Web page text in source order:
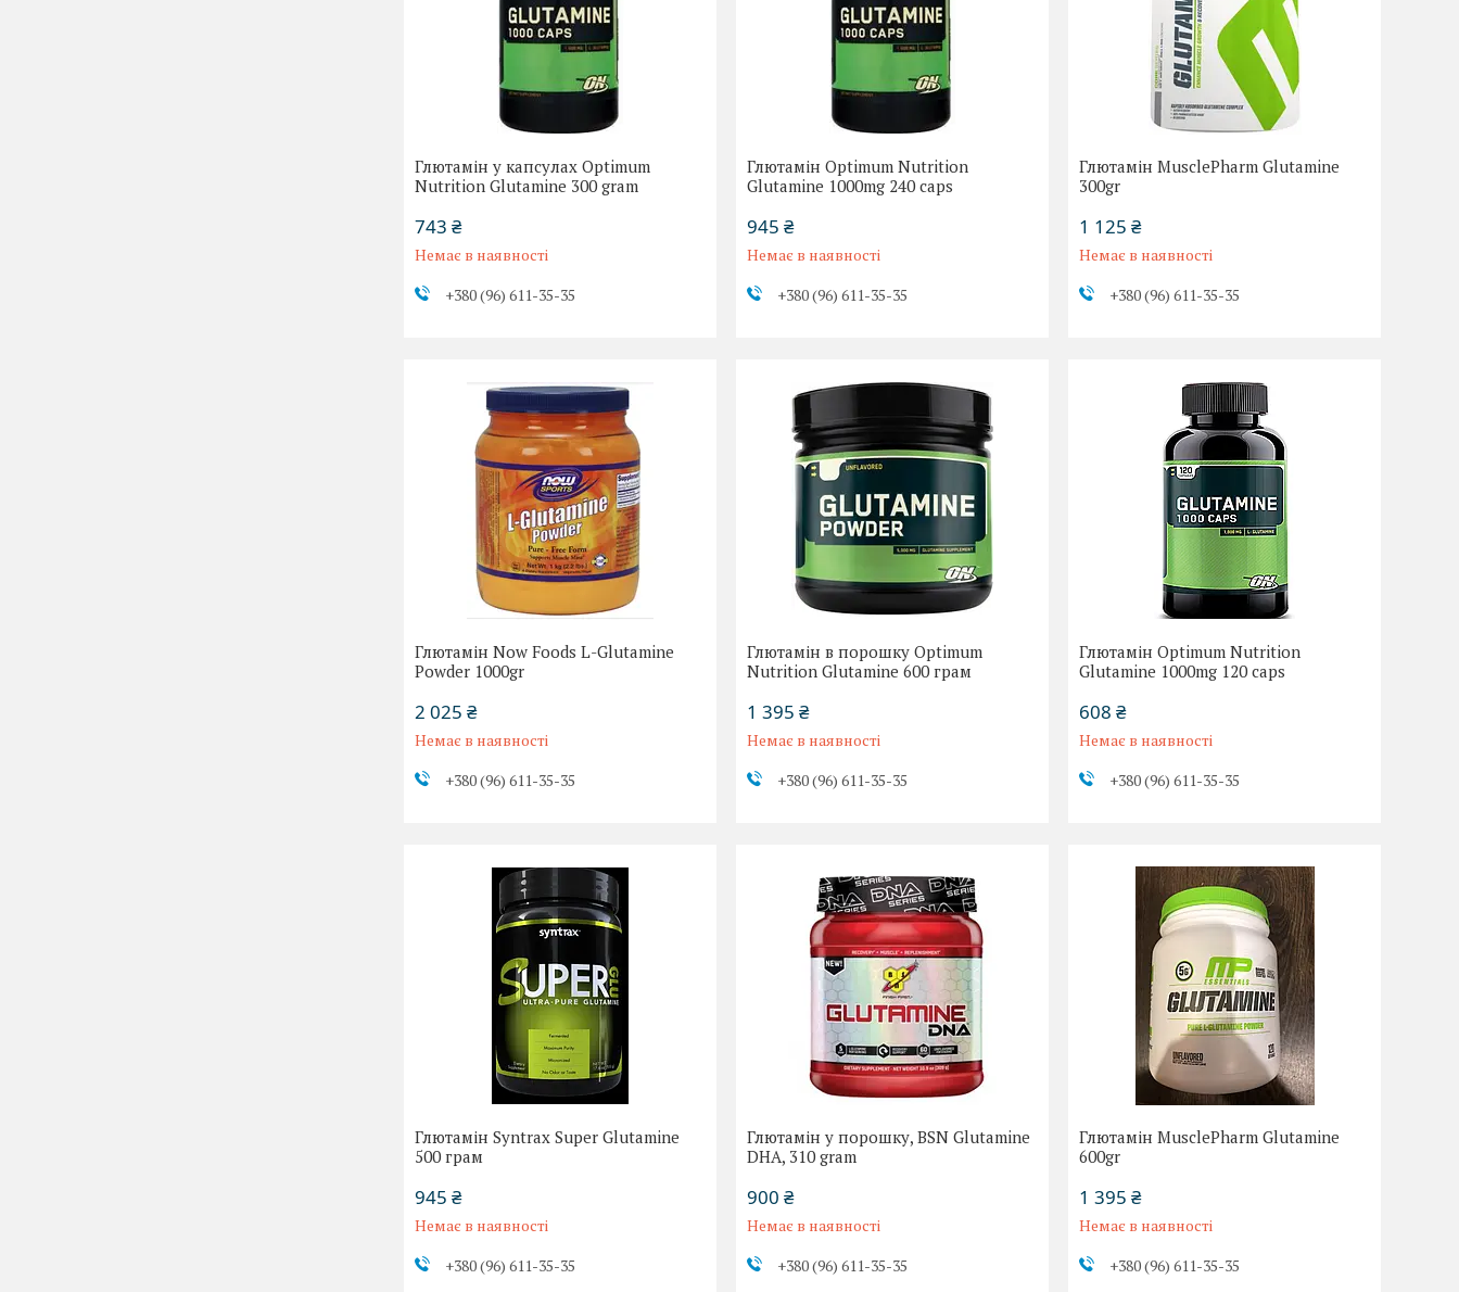
Глютамін у капсулах Optimum
Nutrition Glutamine 300 gram
743 ₴
Немає в наявності
+380 (96) 611-35-35
Глютамін Optimum Nutrition
Glutamine 1000mg 240 caps
945 ₴
Немає в наявності
+380 (96) 611-35-35
Глютамін MusclePharm Glutamine
300gr
1 125 ₴
Немає в наявності
+380 (96) 611-35-35
Глютамін Now Foods L-Glutamine
Powder 1000gr
2 025 ₴
Немає в наявності
+380 (96) 611-35-35
Глютамін в порошку Optimum
Nutrition Glutamine 600 грам
1 395 ₴
Немає в наявності
+380 (96) 611-35-35
Глютамін Optimum Nutrition
Glutamine 1000mg 120 caps
608 ₴
Немає в наявності
+380 (96) 611-35-35
Глютамін Syntrax Super Glutamine
500 грам
945 ₴
Немає в наявності
+380 (96) 611-35-35
Глютамін у порошку, BSN Glutamine
DHA, 310 gram
900 ₴
Немає в наявності
+380 (96) 611-35-35
Глютамін MusclePharm Glutamine
600gr
1 395 ₴
Немає в наявності
+380 (96) 611-35-35